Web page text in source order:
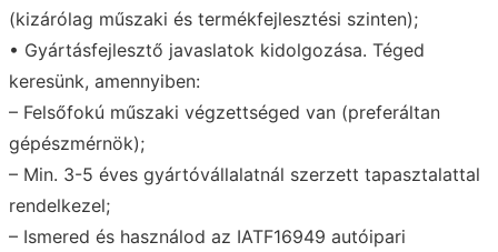
(kizárólag műszaki és termékfejlesztési szinten);
• Gyártásfejlesztő javaslatok kidolgozása. Téged
keresünk, amennyiben:
– Felsőfokú műszaki végzettséged van (preferáltan
gépészmérnök);
– Min. 3-5 éves gyártóvállalatnál szerzett tapasztalattal
rendelkezel;
– Ismered és használod az IATF16949 autóipari